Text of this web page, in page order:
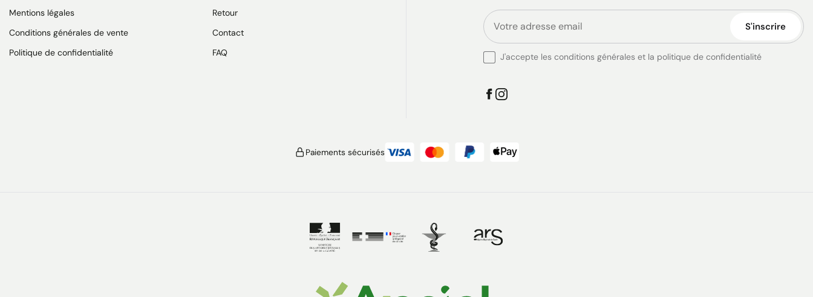
Mentions légales
Conditions générales de vente
Politique de confidentialité
Retour
Contact
FAQ
S'inscrire
J'accepte les conditions générales et la politique de confidentialité
Paiements sécurisés